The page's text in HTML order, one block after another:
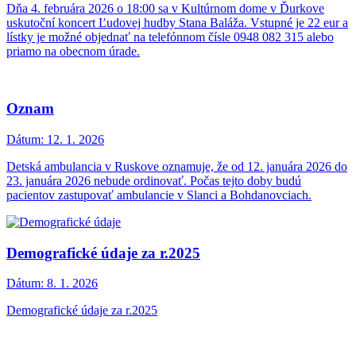
Dňa 4. februára 2026 o 18:00 sa v Kultúrnom dome v Ďurkove
uskutoční koncert Ľudovej hudby Stana Baláža. Vstupné je 22 eur a
lístky je možné objednať na telefónnom čísle 0948 082 315 alebo
priamo na obecnom úrade.
Oznam
Dátum: 12. 1. 2026
Detská ambulancia v Ruskove oznamuje, že od 12. januára 2026 do
23. januára 2026 nebude ordinovať. Počas tejto doby budú
pacientov zastupovať ambulancie v Slanci a Bohdanovciach.
Demografické údaje za r.2025
Dátum: 8. 1. 2026
Demografické údaje za r.2025